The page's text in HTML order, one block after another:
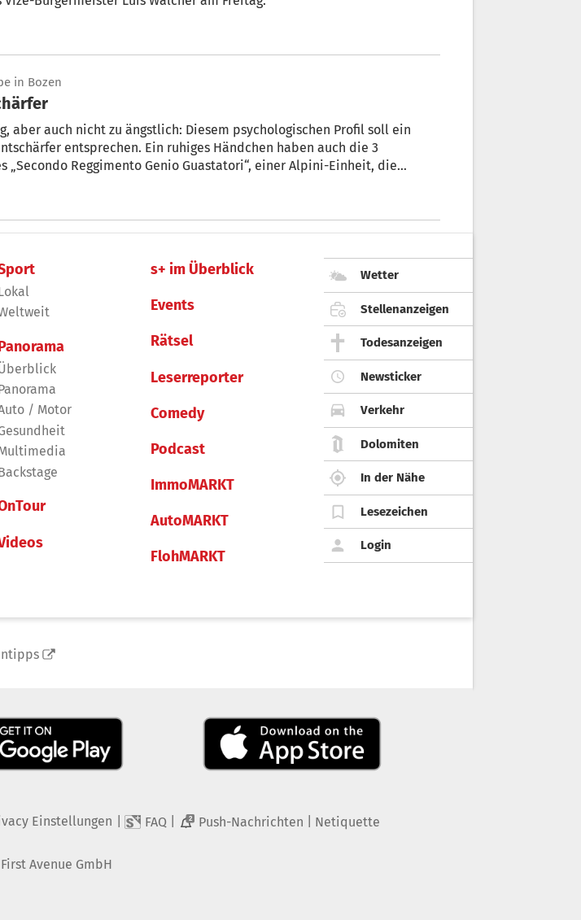
in Bozen
aber auch nicht zu ängstlich: Diesem psychologischen Profil soll ein
entsprechen. Ein ruhiges Händchen haben auch die 3
„Secondo Reggimento Genio Guastatori“, einer Alpini-Einheit, die
/ Motor
s+ im Überblick
Events
Rätsel
Leserreporter
Comedy
Podcast
ImmoMARKT
AutoMARKT
FlohMARKT
Wetter
Stellenanzeigen
Todesanzeigen
Newsticker
Verkehr
Dolomiten
In der Nähe
Lesezeichen
Login
Einstellungen FAQ 2 Push-Nachrichten Netiquette
First Avenue GmbH